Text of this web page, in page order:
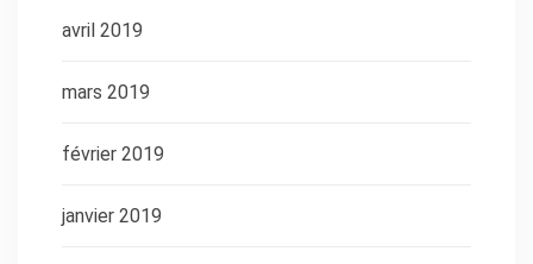
avril 2019
mars 2019
février 2019
janvier 2019